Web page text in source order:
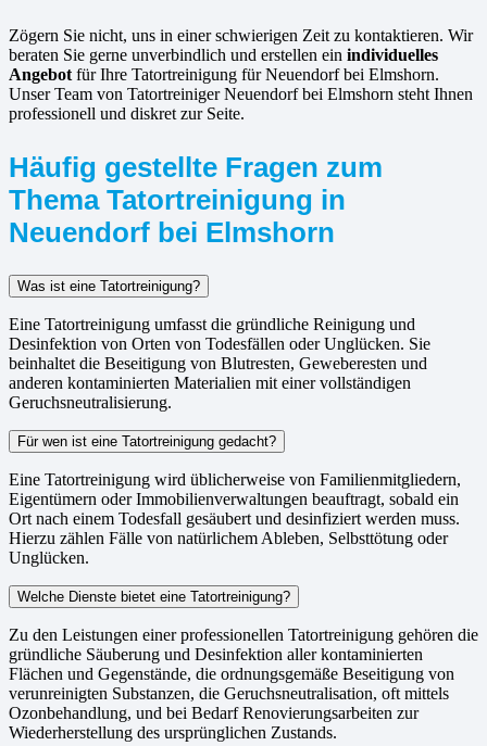
Zögern Sie nicht, uns in einer schwierigen Zeit zu kontaktieren. Wir
beraten Sie gerne unverbindlich und erstellen ein individuelles
Angebot für Ihre Tatortreinigung für Neuendorf bei Elmshorn.
Unser Team von Tatortreiniger Neuendorf bei Elmshorn steht Ihnen
professionell und diskret zur Seite.
Häufig gestellte Fragen zum
Thema Tatortreinigung in
Neuendorf bei Elmshorn
Was ist eine Tatortreinigung?
Eine Tatortreinigung umfasst die gründliche Reinigung und
Desinfektion von Orten von Todesfällen oder Unglücken. Sie
beinhaltet die Beseitigung von Blutresten, Geweberesten und
anderen kontaminierten Materialien mit einer vollständigen
Geruchsneutralisierung.
Für wen ist eine Tatortreinigung gedacht?
Eine Tatortreinigung wird üblicherweise von Familienmitgliedern,
Eigentümern oder Immobilienverwaltungen beauftragt, sobald ein
Ort nach einem Todesfall gesäubert und desinfiziert werden muss.
Hierzu zählen Fälle von natürlichem Ableben, Selbsttötung oder
Unglücken.
Welche Dienste bietet eine Tatortreinigung?
Zu den Leistungen einer professionellen Tatortreinigung gehören die
gründliche Säuberung und Desinfektion aller kontaminierten
Flächen und Gegenstände, die ordnungsgemäße Beseitigung von
verunreinigten Substanzen, die Geruchsneutralisation, oft mittels
Ozonbehandlung, und bei Bedarf Renovierungsarbeiten zur
Wiederherstellung des ursprünglichen Zustands.